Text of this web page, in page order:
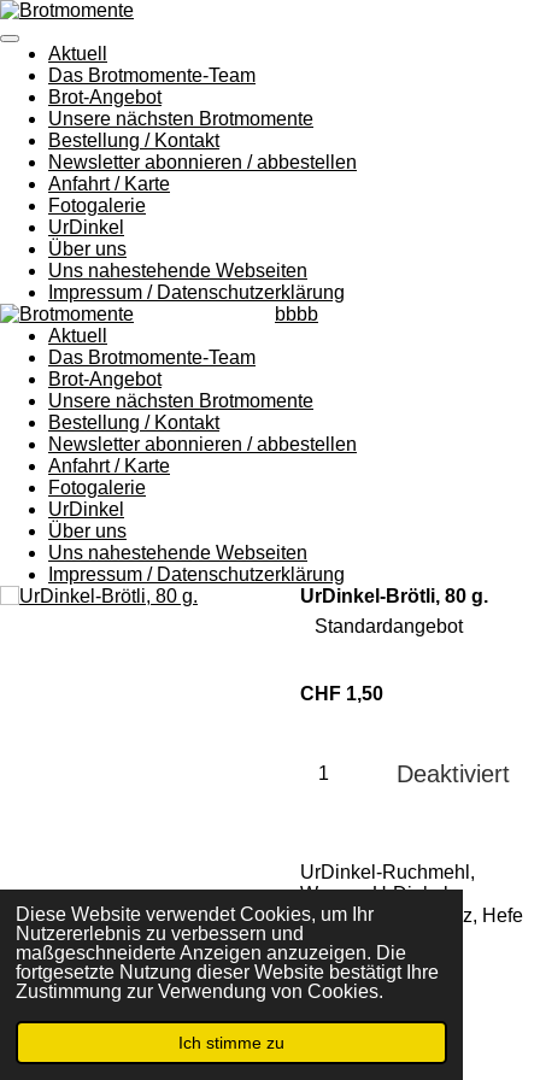
Diese Website verwendet Cookies, um Ihr
Nutzererlebnis zu verbessern und
maßgeschneiderte Anzeigen anzuzeigen. Die
fortgesetzte Nutzung dieser Website bestätigt Ihre
Zustimmung zur Verwendung von Cookies.
Ich stimme zu
Zum
Hauptinhalt
springen
Aktuell
Das Brotmomente-Team
Brot-Angebot
Unsere nächsten Brotmomente
Bestellung / Kontakt
Newsletter abonnieren / abbestellen
Anfahrt / Karte
Fotogalerie
UrDinkel
Über uns
Uns nahestehende Webseiten
Impressum / Datenschutzerklärung
bbbb
Aktuell
Das Brotmomente-Team
Brot-Angebot
Unsere nächsten Brotmomente
Bestellung / Kontakt
Newsletter abonnieren / abbestellen
Anfahrt / Karte
Fotogalerie
UrDinkel
Über uns
Uns nahestehende Webseiten
Impressum / Datenschutzerklärung
UrDinkel-Brötli, 80 g.
Standardangebot
CHF 1,50
Deaktiviert
UrDinkel-Ruchmehl,
Wasser, UrDinkel-
Sauerteig, Kochsalz, Hefe
Mit Unterstützung vonWebador